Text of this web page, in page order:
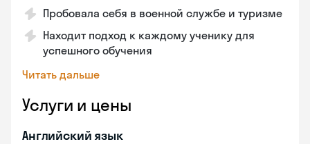
Пробовала себя в военной службе и туризме
Находит подход к каждому ученику для
успешного обучения
Читать дальше
Услуги и цены
Английский язык